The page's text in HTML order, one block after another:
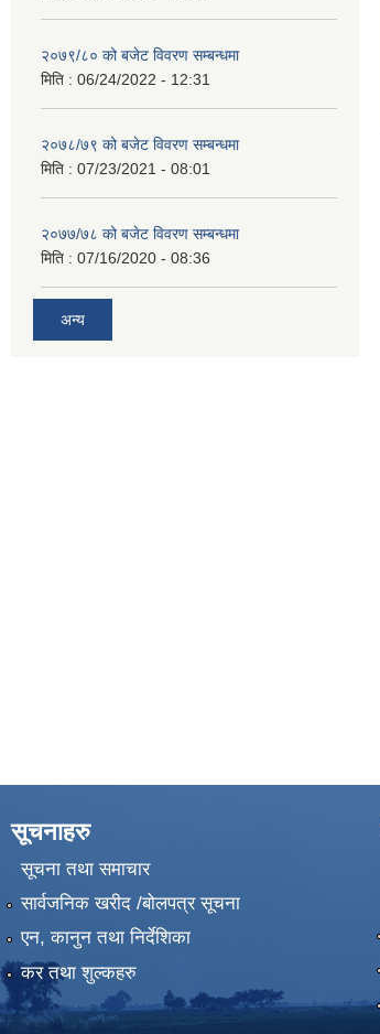
२०७९/८० को बजेट विवरण सम्बन्धमा
मिति : 06/24/2022 - 12:31
२०७८/७९ को बजेट विवरण सम्बन्धमा
मिति : 07/23/2021 - 08:01
२०७७/७८ को बजेट विवरण सम्बन्धमा
मिति : 07/16/2020 - 08:36
अन्य
सूचनाहरु
सूचना तथा समाचार
सार्वजनिक खरीद /बोलपत्र सूचना
एन, कानुन तथा निर्देशिका
कर तथा शुल्कहरु